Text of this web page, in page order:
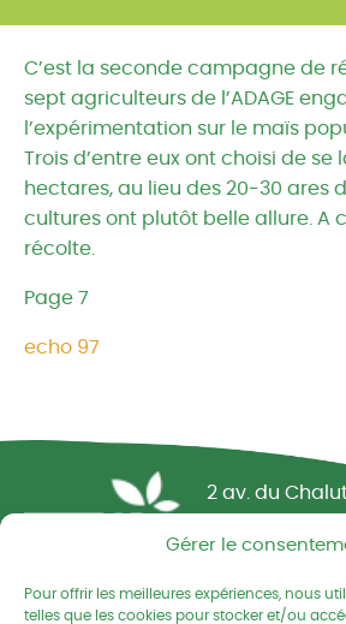
Gérer le
Pour offrir les meilleures expériences, nous
telles que les cookies pour stocker et/ou
C’est la seconde campagne de
sept agriculteurs de l’ADAGE
l’expérimentation sur le maïs
Trois d’entre eux ont choisi de se
hectares, au lieu des 20-30 ares
cultures ont plutôt belle allure. A
récolte.
Page 7
echo 97
Réseau CIVAM -
2 av. du
22190 PLERIN
02 96 74 75 50